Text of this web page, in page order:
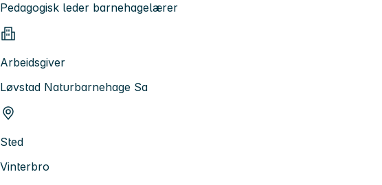
Pedagogisk leder barnehagelærer
Arbeidsgiver
Løvstad Naturbarnehage Sa
Sted
Vinterbro